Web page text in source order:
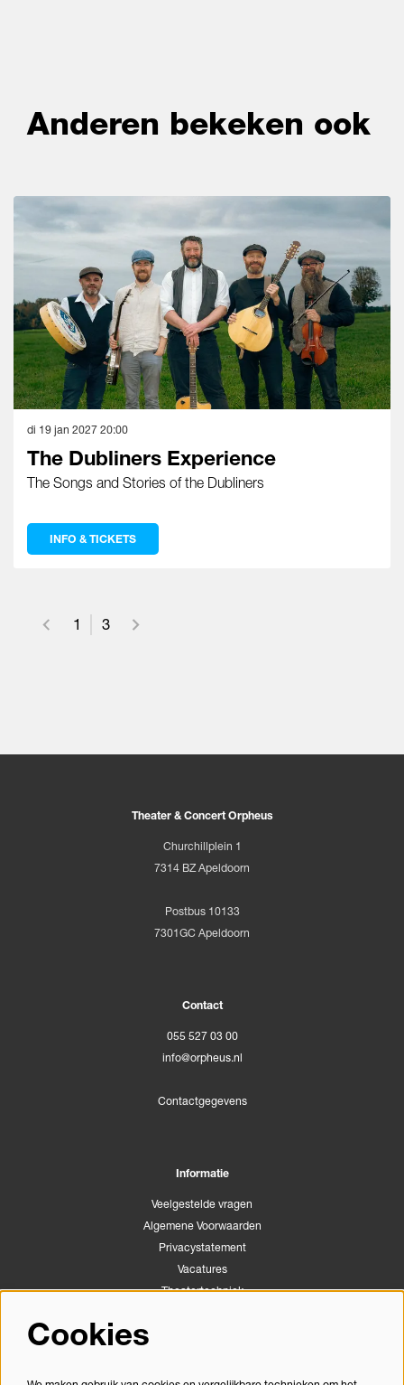
Anderen bekeken ook
The Dubliners Experience
The Songs and Stories of the Dubliners
di 19 jan 2027 20:00
INFO & TICKETS
1 3
Theater & Concert Orpheus
Churchillplein 1
7314 BZ Apeldoorn
Postbus 10133
7301GC Apeldoorn
Contact
055 527 03 00
info@orpheus.nl
Contactgegevens
Informatie
Veelgestelde vragen
Algemene Voorwaarden
Privacystatement
Vacatures
Theatertechniek
Congrescentrum Orpheus
Cookies